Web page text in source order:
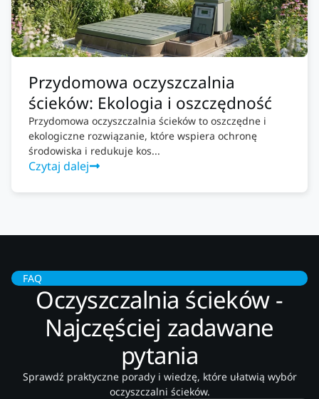
Przydomowa oczyszczalnia
ścieków: Ekologia i oszczędność
Przydomowa oczyszczalnia ścieków to oszczędne i
ekologiczne rozwiązanie, które wspiera ochronę
środowiska i redukuje kos...
Czytaj dalej
FAQ
Oczyszczalnia ścieków -
Najczęściej zadawane
pytania
Sprawdź praktyczne porady i wiedzę, które ułatwią wybór
oczyszczalni ścieków.